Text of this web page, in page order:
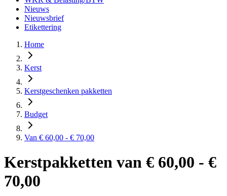
Nieuws
Nieuwsbrief
Etikettering
Home
Kerst
Kerstgeschenken pakketten
Budget
Van € 60,00 - € 70,00
Kerstpakketten van € 60,00 - €
70,00